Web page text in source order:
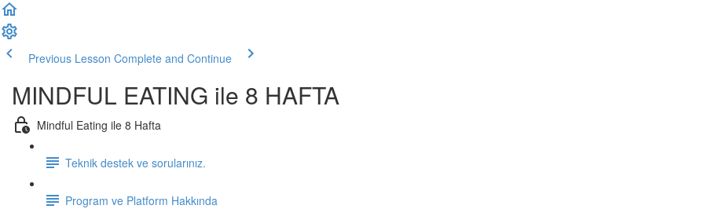
Previous Lesson Complete and Continue
MINDFUL EATING ile 8 HAFTA
Mindful Eating ile 8 Hafta
Teknik destek ve sorularınız.
Program ve Platform Hakkında